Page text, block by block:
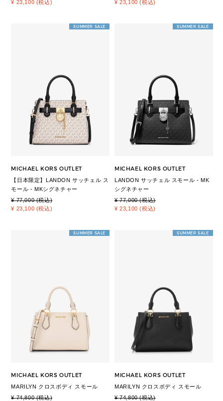
¥ 23,100 (税込)
¥ 23,100 (税込)
SUMMER SALE
MICHAEL KORS OUTLET
【日本限定】LANDON サッチェル ス
モール - MKシグネチャー
¥ 77,000 (税込)
¥ 23,100 (税込)
SUMMER SALE
MICHAEL KORS OUTLET
LANDON サッチェル スモール - MK
シグネチャー
¥ 77,000 (税込)
¥ 23,100 (税込)
SUMMER SALE
MICHAEL KORS OUTLET
MARILYN クロスボディ スモール
¥ 74,800 (税込)
SUMMER SALE
MICHAEL KORS OUTLET
MARILYN クロスボディ スモール
¥ 74,800 (税込)